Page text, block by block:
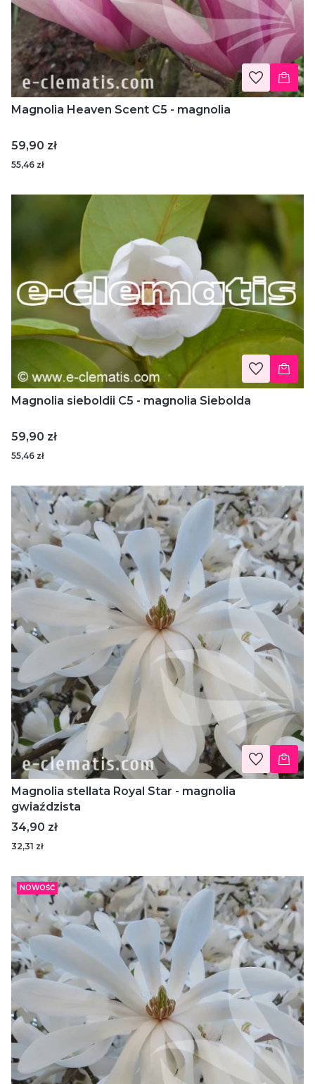
Magnolia Heaven Scent C5 - magnolia
Cena
59,90 zł
55,46 zł
Magnolia sieboldii C5 - magnolia Siebolda
Cena
59,90 zł
55,46 zł
Magnolia stellata Royal Star - magnolia
gwiaździsta
Cena
34,90 zł
32,31 zł
NOWOŚĆ